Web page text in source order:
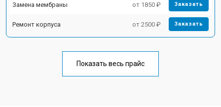
Замена мембраны от 1850 ₽ Заказать
Ремонт корпуса от 2500 ₽ Заказать
Показать весь прайс